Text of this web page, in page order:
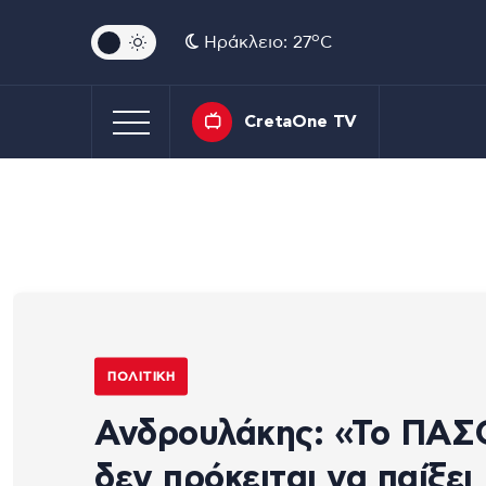
Ηράκλειο: 27oC
CretaOne TV
ΠΟΛΙΤΙΚΉ
Ανδρουλάκης: «Το
δεν πρόκειται να παίξει